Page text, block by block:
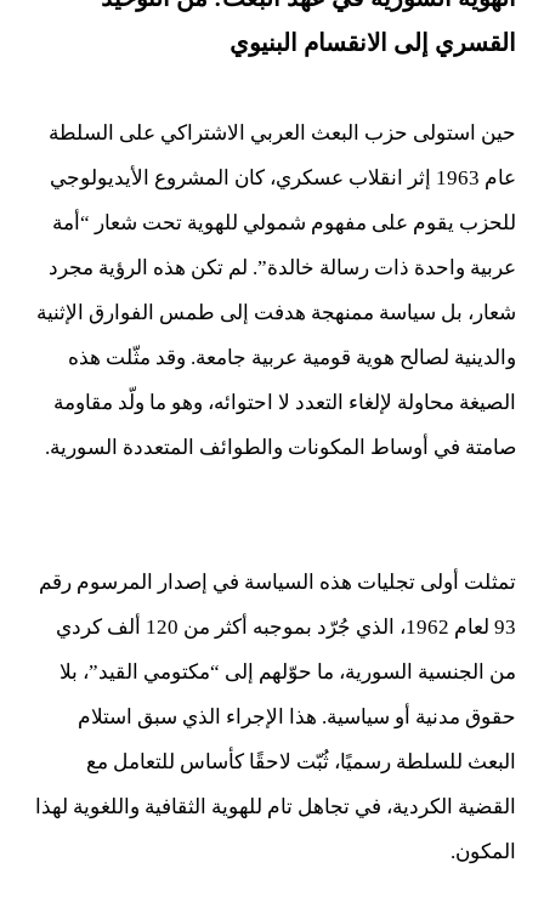
القسري إلى الانقسام البنيوي
حين استولى حزب البعث العربي الاشتراكي على السلطة
عام 1963 إثر انقلاب عسكري، كان المشروع الأيديولوجي
للحزب يقوم على مفهوم شمولي للهوية تحت شعار “أمة
عربية واحدة ذات رسالة خالدة”. لم تكن هذه الرؤية مجرد
شعار، بل سياسة ممنهجة هدفت إلى طمس الفوارق الإثنية
والدينية لصالح هوية قومية عربية جامعة. وقد مثّلت هذه
الصيغة محاولة لإلغاء التعدد لا احتوائه، وهو ما ولّد مقاومة
صامتة في أوساط المكونات والطوائف المتعددة السورية.
تمثلت أولى تجليات هذه السياسة في إصدار المرسوم رقم
93 لعام 1962، الذي جُرّد بموجبه أكثر من 120 ألف كردي
من الجنسية السورية، ما حوّلهم إلى “مكتومي القيد”، بلا
حقوق مدنية أو سياسية. هذا الإجراء الذي سبق استلام
البعث للسلطة رسميًا، ثُبّت لاحقًا كأساس للتعامل مع
القضية الكردية، في تجاهل تام للهوية الثقافية واللغوية لهذا
المكون.